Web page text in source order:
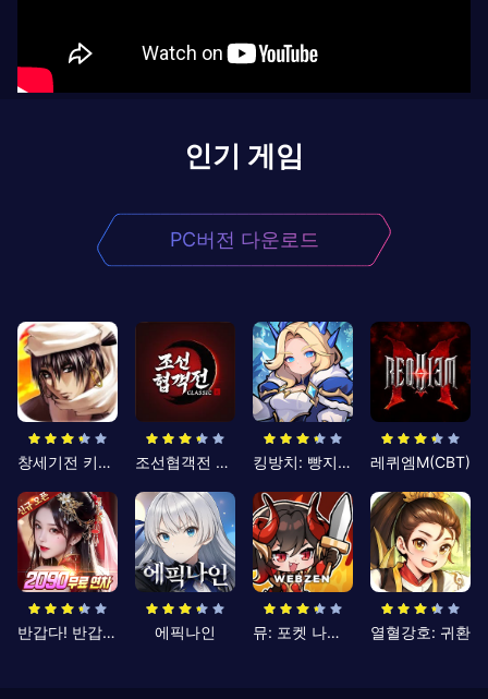
인기 게임
PC버전 다운로드
창세기전 키우기 조선협객전 클래식 킹방치: 빵지의 제왕 레퀴엠M(CBT)
반갑다! 반갑삼국지 에픽나인 뮤: 포켓 나이츠 열혈강호: 귀환